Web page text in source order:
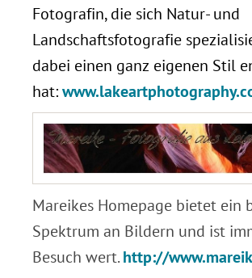
Fotografin, die sich Natur- und
Landschaftsfotografie
dabei einen ganz eigenen Stil
hat:
Mareikes Homepage bietet ein
Spektrum an Bildern und ist
Besuch wert.http://